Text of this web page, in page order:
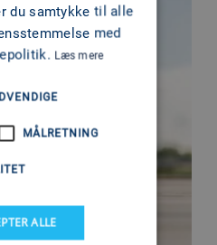
du samtykke til alle
med
Læs mere
MÅLRETNING
ALLE